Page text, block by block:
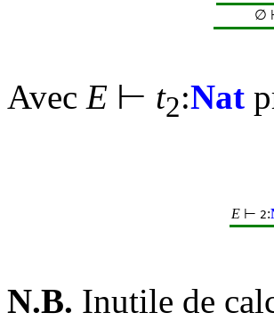
∅
Avec E ⊢ t2:Nat
E⊢ 2:
N.B. Inutile de